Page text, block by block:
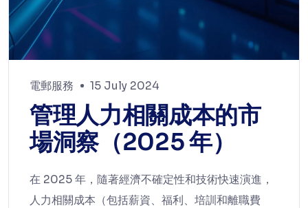
電郵服務 15 July 2024
管理人力相關成本的市
場洞察（2025 年）
在 2025 年，隨著經濟不確定性和技術快速演進，
人力相關成本（包括薪資、福利、培訓和離職費